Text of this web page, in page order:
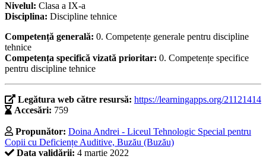
Nivelul: Clasa a IX-a
Disciplina: Discipline tehnice
Competență generală: 0. Competențe generale pentru discipline
tehnice
Competența specifică vizată prioritar: 0. Competențe specifice
pentru discipline tehnice
Legătura web către resursă: https://learningapps.org/21121414
Accesări: 759
Propunător: Doina Andrei - Liceul Tehnologic Special pentru
Copii cu Deficiențe Auditive, Buzău (Buzău)
Data validării: 4 martie 2022